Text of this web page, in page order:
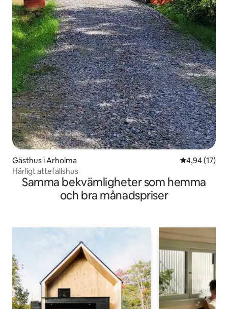
Gästhus i Arholma 4,94 av 5 i
4,94 (17)
Härligt attefallshus
Samma bekvämligheter som hemma
och bra månadspriser